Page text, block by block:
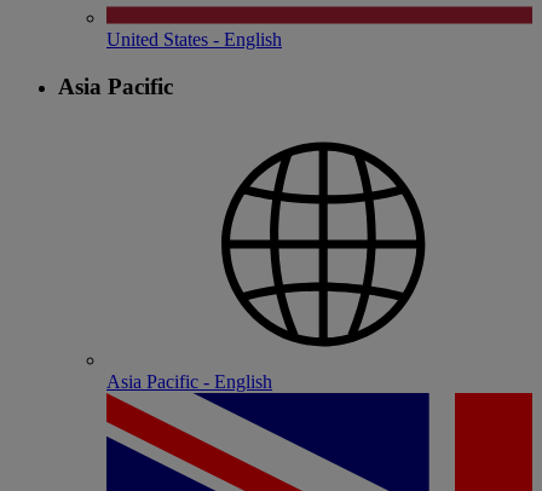
United States - English
Asia Pacific
Asia Pacific - English